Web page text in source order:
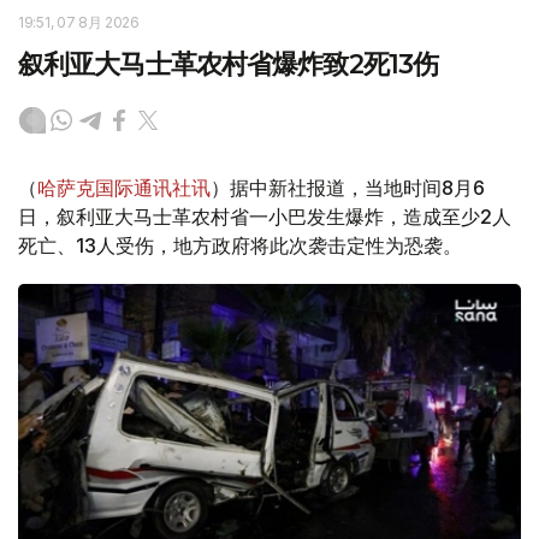
19:51, 07 8月 2026
叙利亚大马士革农村省爆炸致2死13伤
（哈萨克国际通讯社讯）据中新社报道，当地时间8月6
日，叙利亚大马士革农村省一小巴发生爆炸，造成至少2人
死亡、13人受伤，地方政府将此次袭击定性为恐袭。